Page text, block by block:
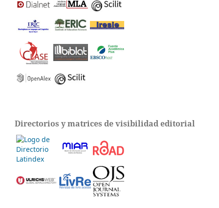
Directorios y matrices de visibilidad editorial